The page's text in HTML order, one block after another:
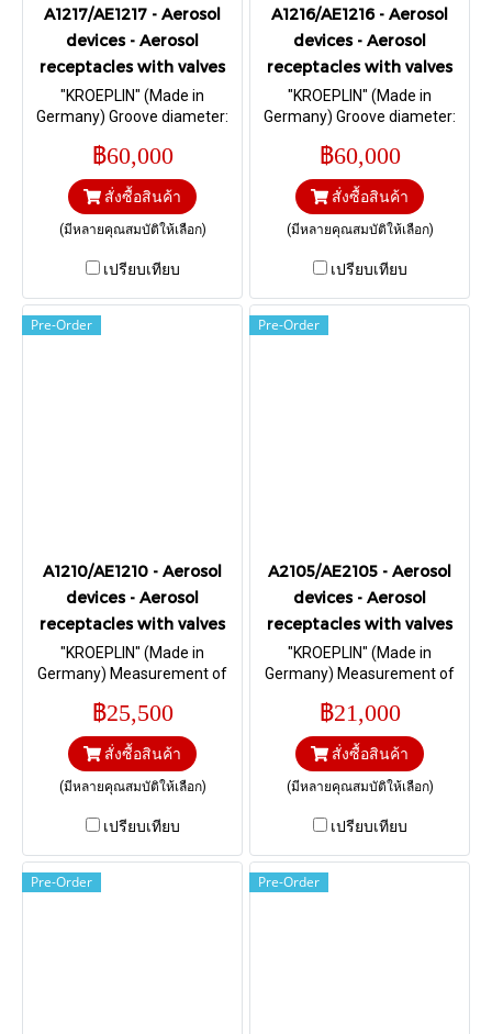
A1217/AE1217 - Aerosol
devices - Aerosol
receptacles with valves
"KROEPLIN" (Made in
Germany) Groove diameter:
16,5 mm I Range 0 – 30, 0 –
25 mm.
฿60,000
สั่งซื้อสินค้า
(มีหลายคุณสมบัติให้เลือก)
เปรียบเทียบ
A1216/AE1216 - Aerosol
devices - Aerosol
receptacles with valves
"KROEPLIN" (Made in
Germany) Groove diameter:
12,5 mm I Range 0 – 30, 0 –
25 mm.
฿60,000
สั่งซื้อสินค้า
(มีหลายคุณสมบัติให้เลือก)
เปรียบเทียบ
Pre-Order
A1210/AE1210 - Aerosol
devices - Aerosol
receptacles with valves
"KROEPLIN" (Made in
Germany) Measurement of
height I Range 0 – 30, 0 – 25
mm.
฿25,500
สั่งซื้อสินค้า
(มีหลายคุณสมบัติให้เลือก)
เปรียบเทียบ
Pre-Order
A2105/AE2105 - Aerosol
devices - Aerosol
receptacles with valves
"KROEPLIN" (Made in
Germany) Measurement of
5,4 mm.
฿21,000
สั่งซื้อสินค้า
(มีหลายคุณสมบัติให้เลือก)
เปรียบเทียบ
Pre-Order Pre-Order